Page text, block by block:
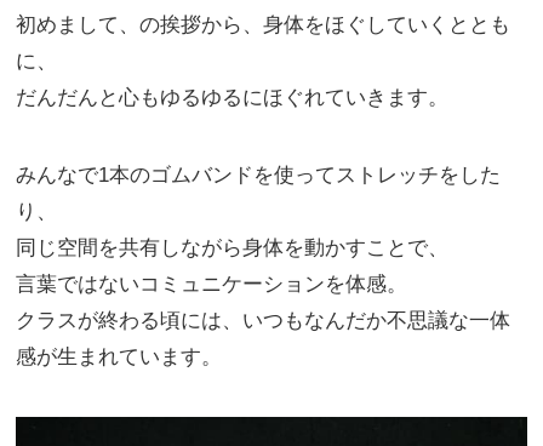
初めまして、の挨拶から、身体をほぐしていくととも
に、
だんだんと心もゆるゆるにほぐれていきます。
みんなで1本のゴムバンドを使ってストレッチをした
り、
同じ空間を共有しながら身体を動かすことで、
言葉ではないコミュニケーションを体感。
クラスが終わる頃には、いつもなんだか不思議な一体
感が生まれています。